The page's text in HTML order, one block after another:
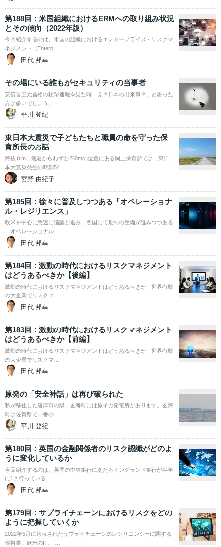
第188回：米国組織におけるERMへの取り組み状況
とその傾向（2022年版）
今回紹介するのは、米国の組織におけるエンタープライズ・リスクマ
ネジメント（Enterp…
田代 邦幸
その場にいる誰もがセキュリティの当事者
安倍晋三元首相の銃撃速報を見た時「え？日本の出来事？」と思った
方は多いでしょう。…
平川 登紀
東日本大震災で子どもたちと職員の命を守った保
育所長のお話
海抜０m、漁港からわずか260mの位置にある閖上保育所では、東日
本大震災発生の時刻54…
宮野 由紀子
第185回：徐々に普及しつつある「オペレーショナ
ル・レジリエンス」
欧米を中心に急速に議論が進み、各国にて規制の整備が進みつつある
「オペレーショナル…
田代 邦幸
第184回：激動の時代におけるリスクマネジメント
はどうあるべきか【後編】
激動の時代におけるリスクマネジメントはどうあるべきか、世界有数
の大企業でリスクマ…
田代 邦幸
第183回：激動の時代におけるリスクマネジメント
はどうあるべきか【前編】
激動の時代におけるリスクマネジメントはどうあるべきか、世界有数
の大企業でリスクマ…
田代 邦幸
原発の「安全神話」は再び破られた
私が移住した唐津市の隣、玄海町には原子力発電所があります。玄海
町は佐賀県で一番小…
平川 登紀
第180回：英国の金融関係者のリスク認識がどのよ
うに変化しているか
今回紹介するのは、英国の中央銀行にあたるイングランド銀行が半年
に1回行っている、…
田代 邦幸
第179回：サプライチェーンにおけるリスクをどの
ように把握していくか
2022年5月に発表されたサプライチェーンのレジリエンシーに関する
報告書。欧米のIT、I…